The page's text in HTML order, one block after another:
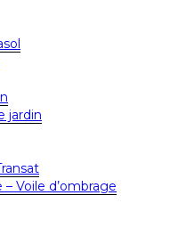
jardin
– Voile d’ombrage